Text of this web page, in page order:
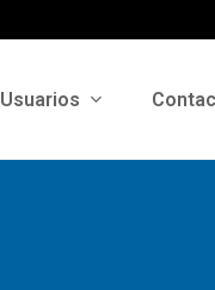
Usuarios